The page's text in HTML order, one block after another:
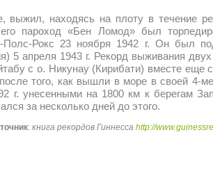
выжил, находясь на плоту в течение
пароход «Бен Ломод» был
Рокс 23 ноября 1942 г. Он был
5 апреля 1943 г. Рекорд выживания
с о. Никунау (Кирибати) вместе еще
того, как вышли в море в своей 4-
г. унесенными на 1800 км к берегам
за несколько дней до этого.
: книга рекордов Гиннесса http://